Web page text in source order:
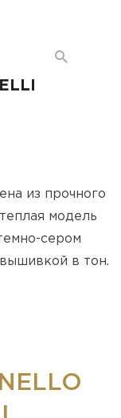
из прочного
модель
сером
в тон.